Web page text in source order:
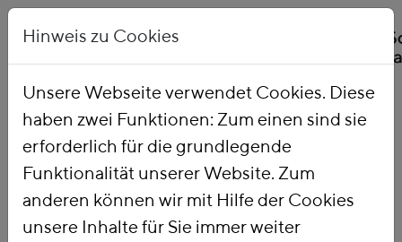
Startseite Publikationen
Hinweis zu Cookies
Unsere Webseite verwendet Cookies. Diese
haben zwei Funktionen: Zum einen sind sie
erforderlich für die grundlegende
Funktionalität unserer Website. Zum
anderen können wir mit Hilfe der Cookies
unsere Inhalte für Sie immer weiter